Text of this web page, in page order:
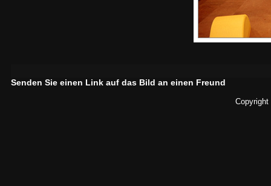
Senden Sie einen Link auf das Bild an einen Freund